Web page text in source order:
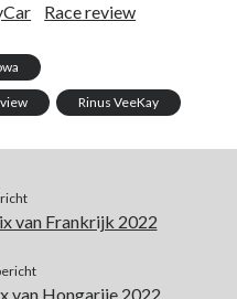
Race review
Rinus VeeKay
van Frankrijk 2022
van Hongarije 2022